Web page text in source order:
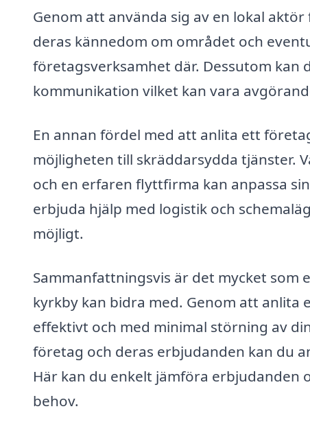
Genom att använda sig av en lokal
deras kännedom om området och
företagsverksamhet där. Dessutom kan
kommunikation vilket kan vara
En annan fördel med att anlita ett
möjligheten till skräddarsydda tjänster.
och en erfaren flyttfirma kan anpassa
erbjuda hjälp med logistik och
möjligt.
Sammanfattningsvis är det mycket
kyrkby kan bidra med. Genom att
effektivt och med minimal störning av
företag och deras erbjudanden kan du
Här kan du enkelt jämföra erbjudanden
behov.